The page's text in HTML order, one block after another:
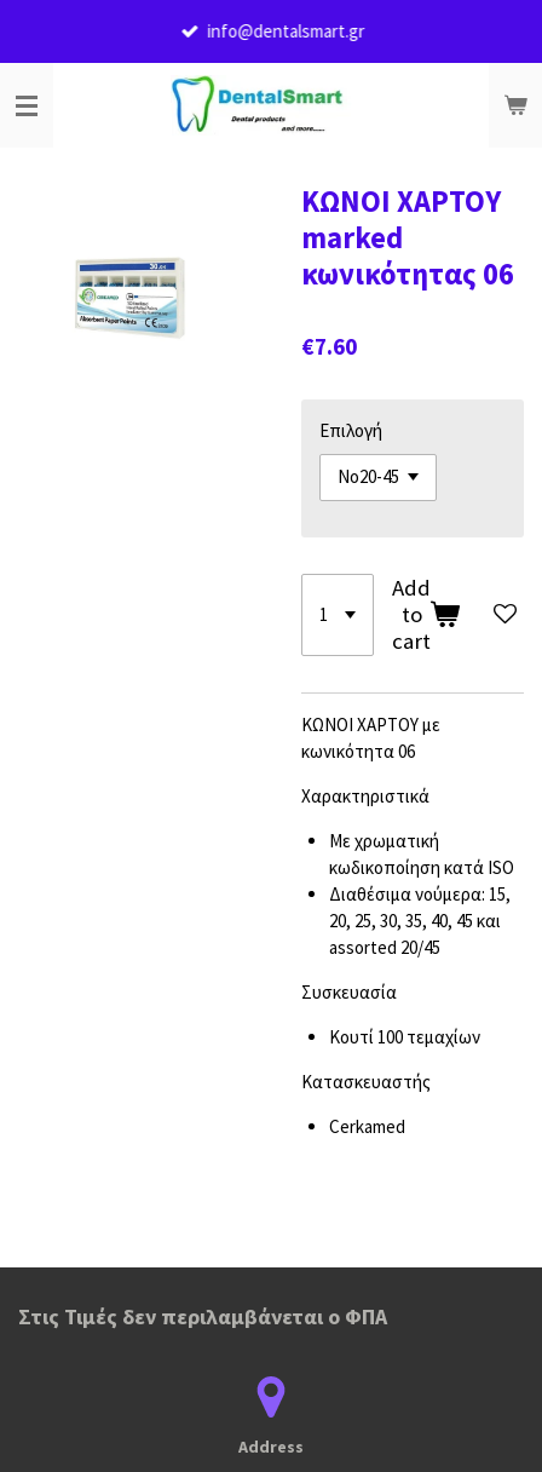
content
info@dentalsmart.gr
ΚΩΝΟΙ ΧΑΡΤΟΥ
marked
κωνικότητας 06
€7.60
Επιλογή
Add
to
cart
ΚΩΝΟΙ ΧΑΡΤΟΥ με
κωνικότητα 06
Χαρακτηριστικά
Με χρωματική
κωδικοποίηση κατά ISO
Διαθέσιμα νούμερα: 15,
20, 25, 30, 35, 40, 45 και
assorted 20/45
Συσκευασία
Κουτί 100 τεμαχίων
Kατασκευαστής
Cerkamed
Στις Τιμές δεν περιλαμβάνεται ο ΦΠΑ
Address